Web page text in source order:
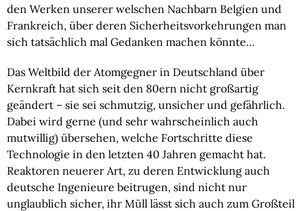
den Werken unserer welschen Nachbarn Belgien und
Frankreich, über deren Sicherheitsvorkehrungen man
sich tatsächlich mal Gedanken machen könnte…
Das Weltbild der Atomgegner in Deutschland über
Kernkraft hat sich seit den 80ern nicht großartig
geändert – sie sei schmutzig, unsicher und gefährlich.
Dabei wird gerne (und sehr wahrscheinlich auch
mutwillig) übersehen, welche Fortschritte diese
Technologie in den letzten 40 Jahren gemacht hat.
Reaktoren neuerer Art, zu deren Entwicklung auch
deutsche Ingenieure beitrugen, sind nicht nur
unglaublich sicher, ihr Müll lässt sich auch zum Großteil